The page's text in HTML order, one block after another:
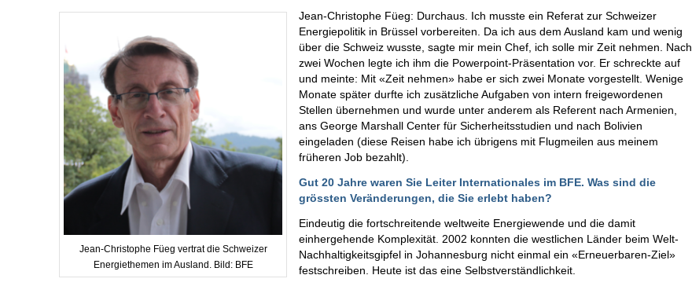
Jean-Christophe Füeg vertrat die Schweizer
Energiethemen im Ausland. Bild: BFE
Jean-Christophe Füeg: Durchaus. Ich musste ein Referat zur Schweizer
Energiepolitik in Brüssel vorbereiten. Da ich aus dem Ausland kam und wenig
über die Schweiz wusste, sagte mir mein Chef, ich solle mir Zeit nehmen. Nach
zwei Wochen legte ich ihm die Powerpoint-Präsentation vor. Er schreckte auf
und meinte: Mit «Zeit nehmen» habe er sich zwei Monate vorgestellt. Wenige
Monate später durfte ich zusätzliche Aufgaben von intern freigewordenen
Stellen übernehmen und wurde unter anderem als Referent nach Armenien,
ans George Marshall Center für Sicherheitsstudien und nach Bolivien
eingeladen (diese Reisen habe ich übrigens mit Flugmeilen aus meinem
früheren Job bezahlt).
Gut 20 Jahre waren Sie Leiter Internationales im BFE. Was sind die
grössten Veränderungen, die Sie erlebt haben?
Eindeutig die fortschreitende weltweite Energiewende und die damit
einhergehende Komplexität. 2002 konnten die westlichen Länder beim Welt-
Nachhaltigkeitsgipfel in Johannesburg nicht einmal ein «Erneuerbaren-Ziel»
festschreiben. Heute ist das eine Selbstverständlichkeit.